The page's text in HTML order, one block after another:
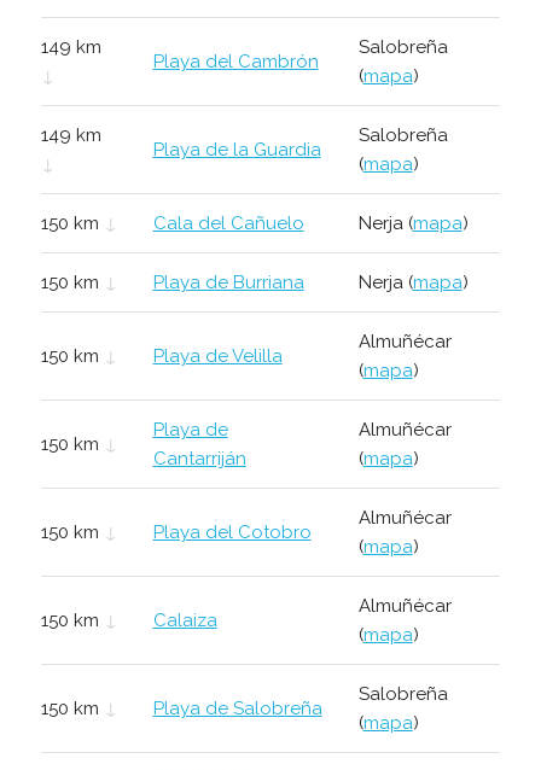
149 km
↓
Playa del Cambrón
Salobreña
(mapa)
149 km
↓
Playa de la Guardia
Salobreña
(mapa)
150 km ↓ Cala del Cañuelo Nerja (mapa)
150 km ↓ Playa de Burriana Nerja (mapa)
150 km ↓ Playa de Velilla
Almuñécar
(mapa)
150 km ↓
Playa de
Cantarriján
Almuñécar
(mapa)
150 km ↓ Playa del Cotobro
Almuñécar
(mapa)
150 km ↓ Calaiza
Almuñécar
(mapa)
150 km ↓ Playa de Salobreña
Salobreña
(mapa)